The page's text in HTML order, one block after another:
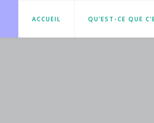
ACCUEIL QU’EST-CE QUE